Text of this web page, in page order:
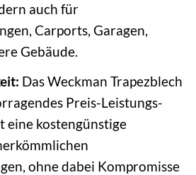
auch für
Carports, Garagen,
Gebäude.
Das Weckman Trapezblech
Preis-Leistungs-
eine kostengünstige
ohne dabei Kompromisse